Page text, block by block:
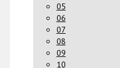
05
06
07
08
09
10